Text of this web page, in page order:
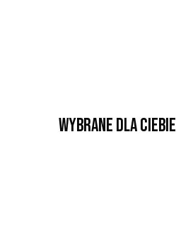
Wybrane dla Ciebie